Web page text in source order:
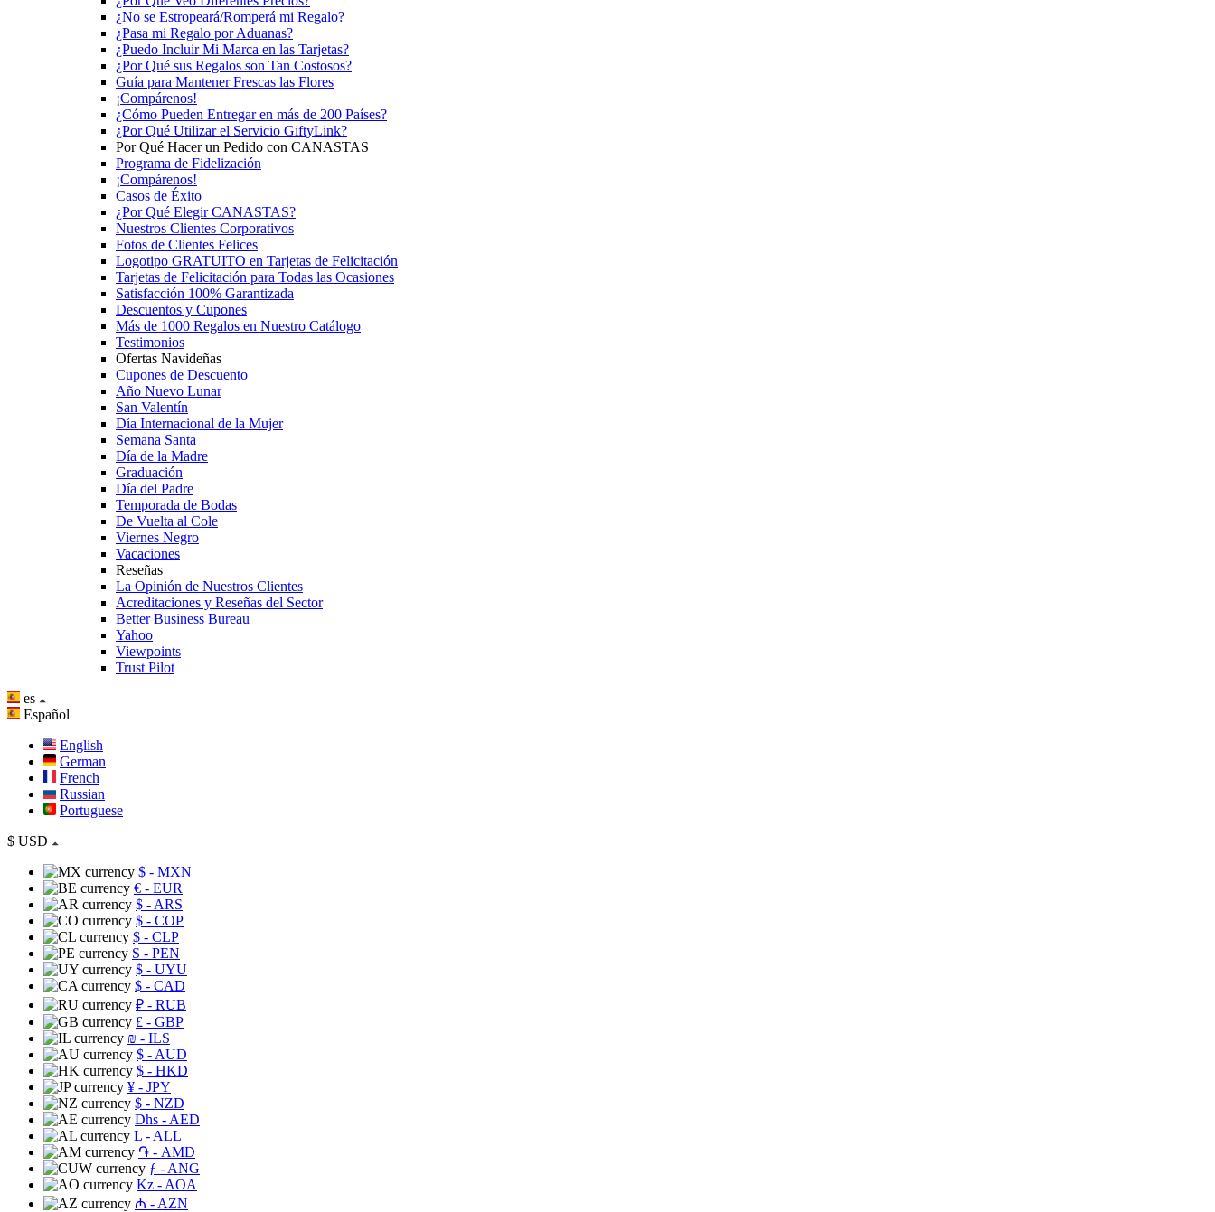
¿No se Estropeará/Romperá mi Regalo?
¿Pasa mi Regalo por Aduanas?
¿Puedo Incluir Mi Marca en las Tarjetas?
¿Por Qué sus Regalos son Tan Costosos?
Guía para Mantener Frescas las Flores
¡Compárenos!
¿Cómo Pueden Entregar en más de 200 Países?
¿Por Qué Utilizar el Servicio GiftyLink?
Por Qué Hacer un Pedido con CANASTAS
Programa de Fidelización
¡Compárenos!
Casos de Éxito
¿Por Qué Elegir CANASTAS?
Nuestros Clientes Corporativos
Fotos de Clientes Felices
Logotipo GRATUITO en Tarjetas de Felicitación
Tarjetas de Felicitación para Todas las Ocasiones
Satisfacción 100% Garantizada
Descuentos y Cupones
Más de 1000 Regalos en Nuestro Catálogo
Testimonios
Ofertas Navideñas
Cupones de Descuento
Año Nuevo Lunar
San Valentín
Día Internacional de la Mujer
Semana Santa
Día de la Madre
Graduación
Día del Padre
Temporada de Bodas
De Vuelta al Cole
Viernes Negro
Vacaciones
Reseñas
La Opinión de Nuestros Clientes
Acreditaciones y Reseñas del Sector
Better Business Bureau
Yahoo
Viewpoints
Trust Pilot
es
Español
English
German
French
Russian
Portuguese
$ USD
$ - MXN
€ - EUR
$ - ARS
$ - COP
$ - CLP
S - PEN
$ - UYU
$ - CAD
₽ - RUB
£ - GBP
₪ - ILS
$ - AUD
$ - HKD
¥ - JPY
$ - NZD
Dhs - AED
L - ALL
֏ - AMD
ƒ - ANG
Kz - AOA
₼ - AZN